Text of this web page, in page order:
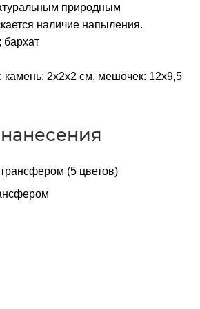
природным
наличие напыления.
бархат
камень: 2х2х2 см, мешочек: 12х9,5
(5 цветов)